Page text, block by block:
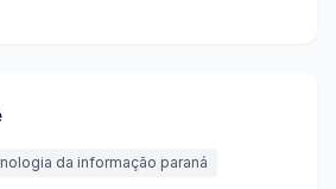
da informação paraná